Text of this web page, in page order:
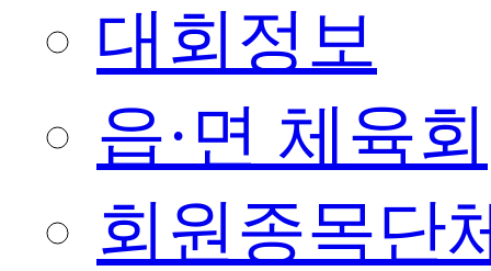
대회정보
읍·면 체육회
회원종목단